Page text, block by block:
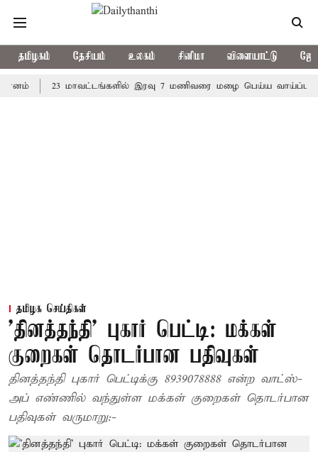
தமிழகம் தேசியம் உலகம் சினிமா விளையாட்டு
23 மாவட்டங்களில் இரவு 7 மணிவரை மழை பெய்ய வாய்ப்பு
தமிழக செய்திகள்
'தினத்தந்தி' புகார் பெட்டி: மக்கள்
குறைகள் தொடர்பான பதிவுகள்
தினத்தந்தி புகார் பெட்டிக்கு 8939078888 என்ற வாட்ஸ்-
அப் எண்ணில் வந்துள்ள மக்கள் குறைகள் தொடர்பான
பதிவுகள் வருமாறு:-